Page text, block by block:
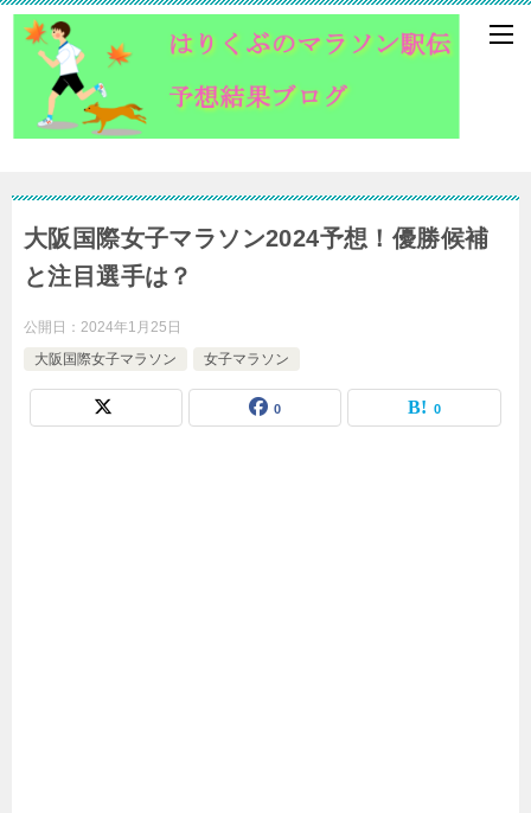
大阪国際女子マラソン2024予想！優勝候補
と注目選手は？
公開日： 2024年1月25日
大阪国際女子マラソン
女子マラソン
0 0